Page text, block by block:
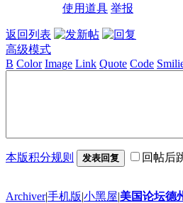
使用道具 举报
返回列表
高级模式
B Color Image Link Quote Code
本版积分规则 发表回复 回帖后
Archiver|手机版|小黑屋|美国论坛德